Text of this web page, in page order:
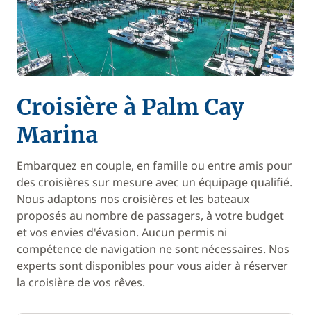
Croisière à Palm Cay
Marina
Embarquez en couple, en famille ou entre amis pour
des croisières sur mesure avec un équipage qualifié.
Nous adaptons nos croisières et les bateaux
proposés au nombre de passagers, à votre budget
et vos envies d'évasion. Aucun permis ni
compétence de navigation ne sont nécessaires. Nos
experts sont disponibles pour vous aider à réserver
la croisière de vos rêves.